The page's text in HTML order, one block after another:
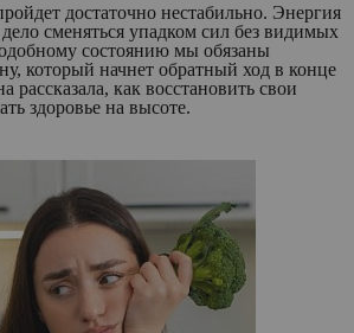
достаточно нестабильно. Энергия
сменяться упадком сил без видимых
состоянию мы обязаны
который начнет обратный ход в конце
как восстановить свои
здоровье на высоте.